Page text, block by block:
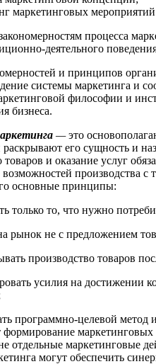
маркетинговых
процесса
деятельного
и принципов
системы маркетинга и
философии и
бизнеса.
—это
раскрывают его сущность и
товаров и оказание услуг
возможностей производства
основные принципы:
только то, что нужно
рынок не с предложением
производство товаров
усилия на достижении
программно-целевой
формирование
отдельные маркетинговые
могут обеспечить